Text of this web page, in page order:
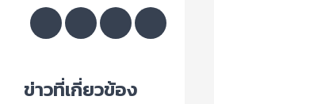
ข่าวที่เกี่ยวข้อง